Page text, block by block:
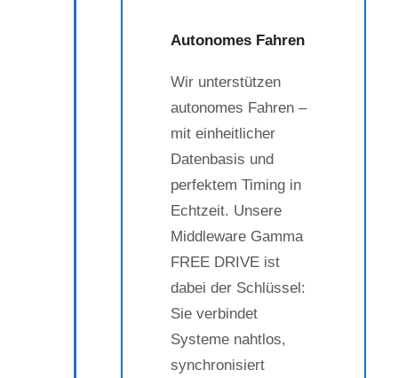
Autonomes Fahren
Wir unterstützen
autonomes Fahren –
mit einheitlicher
Datenbasis und
perfektem Timing in
Echtzeit. Unsere
Middleware Gamma
FREE DRIVE ist
dabei der Schlüssel:
Sie verbindet
Systeme nahtlos,
synchronisiert